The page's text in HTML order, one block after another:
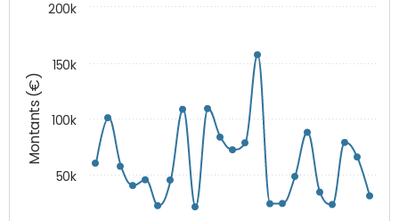
Montants (€)
50k
100k
150k
200k